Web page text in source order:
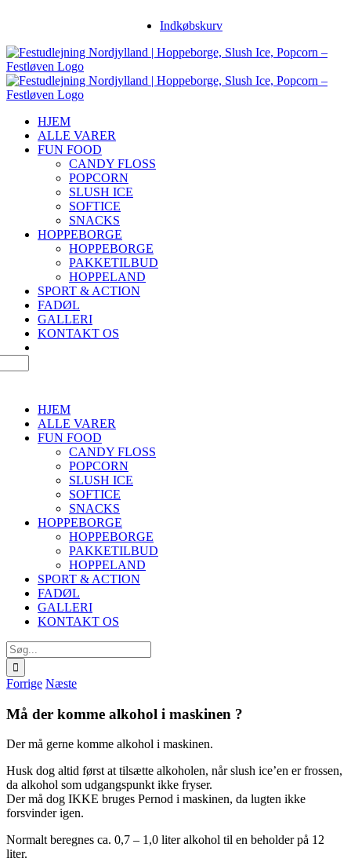
Indkøbskurv
HJEM
ALLE VARER
FUN FOOD
CANDY FLOSS
POPCORN
SLUSH ICE
SOFTICE
SNACKS
HOPPEBORGE
HOPPEBORGE
PAKKETILBUD
HOPPELAND
SPORT & ACTION
FADØL
GALLERI
KONTAKT OS
HJEM
ALLE VARER
FUN FOOD
CANDY FLOSS
POPCORN
SLUSH ICE
SOFTICE
SNACKS
HOPPEBORGE
HOPPEBORGE
PAKKETILBUD
HOPPELAND
SPORT & ACTION
FADØL
GALLERI
KONTAKT OS
Søg
efter:
Forrige Næste
Må der komme alkohol i maskinen ?
Der må gerne komme alkohol i maskinen.
Husk dog altid først at tilsætte alkoholen, når slush ice’en er frossen,
da alkohol som udgangspunkt ikke fryser.
Der må dog IKKE bruges Pernod i maskinen, da lugten ikke
forsvinder igen.
Normalt beregnes ca. 0,7 – 1,0 liter alkohol til en beholder på 12
liter.